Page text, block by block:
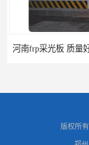
河南frp采光板 质量
版权所